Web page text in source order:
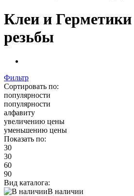
Клеи и
резьбы
Фильтр
Сортировать по:
популярности
популярности
алфавиту
увеличению цены
уменьшению цены
Показать по:
30
30
60
90
Вид каталога:
В наличии